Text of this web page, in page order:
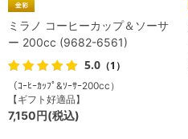
ミラノ コーヒーカップ＆ソーサ
ー 200cc (9682-6561)
5.0 （1）
（ｺｰﾋｰｶｯﾌﾟ&ｿｰｻｰ200cc）
【ギフト好適品】
7,150円(税込)